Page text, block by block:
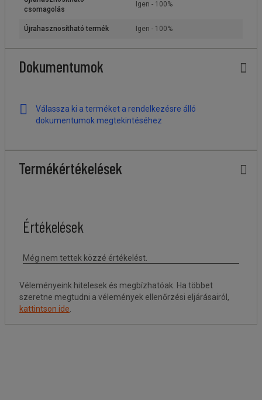
csomagolás
Igen - 100%
Újrahasznosítható termék Igen - 100%
Dokumentumok
Válassza ki a terméket a rendelkezésre álló
dokumentumok megtekintéséhez
Termékértékelések
Véleményeink hitelesek és megbízhatóak. Ha többet
szeretne megtudni a vélemények ellenőrzési eljárásairól,
kattintson ide